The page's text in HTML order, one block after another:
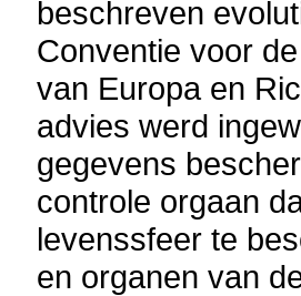
beschreven
Conventie voor
van Europa en
advies werd
gegevens
controle orgaan
levenssfeer te
en organen van